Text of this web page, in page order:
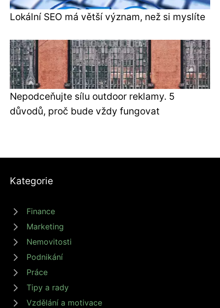
Lokální SEO má větší význam, než si myslíte
Nepodceňujte sílu outdoor reklamy. 5
důvodů, proč bude vždy fungovat
Kategorie
Finance
Marketing
Nemovitosti
Podnikání
Práce
Tipy a rady
Vzdělání a motivace